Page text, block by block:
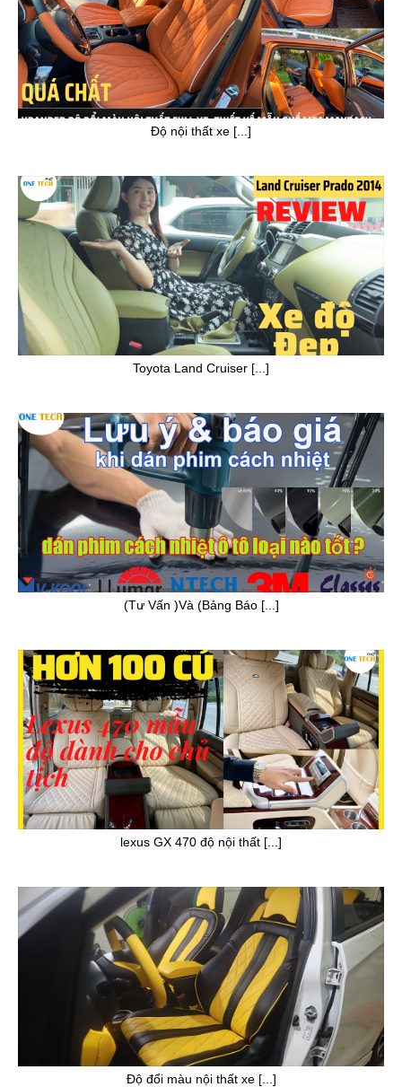
Độ nội thất xe [...]
Toyota Land Cruiser [...]
(Tư Vấn )Và (Bảng Báo [...]
lexus GX 470 độ nội thất [...]
Độ đổi màu nội thất xe [...]